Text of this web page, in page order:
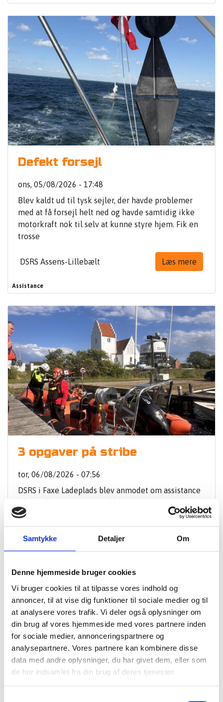
Samtykke Detaljer Om
Denne hjemmeside bruger cookies
Vi bruger cookies til at tilpasse vores indhold og
annoncer, til at vise dig funktioner til sociale medier og til
at analysere vores trafik. Vi deler også oplysninger om
din brug af vores hjemmeside med vores partnere inden
for sociale medier, annonceringspartnere og
analysepartnere. Vores partnere kan kombinere disse
data med andre oplysninger, du har givet dem, eller som
de har indsamlet fra din brug af deres tjenester.
Defekt forsejl
ons, 05/08/2026 - 17:48
Blev kaldt ud til tysk sejler, der havde problemer
med at få forsejl helt ned og havde samtidig ikke
motorkraft nok til selv at kunne styre hjem. Fik en
trosse
DSRS Assens-Lillebælt Læs mere
Assistance
3 opgaver på stribe
tor, 06/08/2026 - 07:56
DSRS i Faxe Ladeplads blev anmodet om assistance
til en jolle med motorproblemer i Bøgestrømmen.
Snart efter afgik Rescue Liv mod havaristen og fik
en line om
DSRS Faxe Ladeplads Læs mere
Assistance